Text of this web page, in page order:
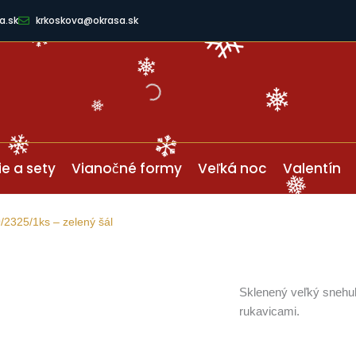
krkoskova@okrasa.sk
a sety Vianočné formy Veľká noc Valentín
1ks – zelený šál
Sklenený veľký
rukavicami.